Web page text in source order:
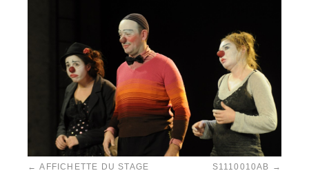
AFFICHETTE DU STAGE
S1110010AB